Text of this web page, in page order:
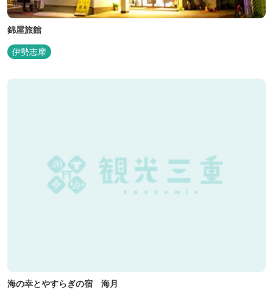
錦屋旅館
伊勢志摩
海の幸とやすらぎの宿 海月